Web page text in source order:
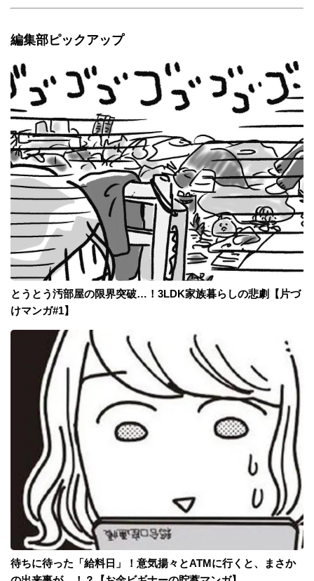
編集部ピックアップ
とうとう汚部屋の限界突破…！3LDK家族暮らしの悲劇【片づ
けマンガ#1】
待ちに待った「給料日」！意気揚々とATMに行くと、まさか